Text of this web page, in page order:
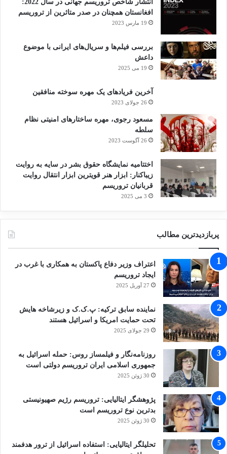
به همین ارزش های خودشان بی اعتنایی کرده‌اند.»
نخست وزیر مالزی با اشاره به شکست سازمان ملل
در اجرای تصمیماتش در نوار غزه در طول هشت ماه
گذشته اظهار کرد: «ایده داشتن این نهاد جهانی ایده
خوبی است اما توسط کشورهای پیروز جنگ جهانی
دوم طراحی شده است. سردمداران تشکیل سازمان
ملل به خودشان امتیازی به نام حق وتو داده‌اند.»
نخست وزیر سابق مالزی با اشاره به وتو شدن چندین
قطعنامه سازمان ملل درباره غزه و متوقف ساختن
جنگ در این باریکه توسط وتوی آمریکا توضیح داد: «این
حق به این معنی است که صرف نظر از اینکه چه تعداد
از مردم و چه تعداد از کشورها از یک قطعنامه حمایت
کنند آنها می‌توانند قدرت آنها را وتو کنند. این همانجایی
است که سازمان ملل شکست می‌خورد. »
ماهاتیر محمد با تاکید بر درخواستش برای ایجاد
سازمان مللی بدون حق وتو گفت: این نهاد جهانی در
برخی حوزه‌ها همچون دارو و توزیع غذا «عملکرد خوبی
داشته است اما در زمینه جلوگیری از جنگ‌ها و کشتار
شکست خورده است زیرا پنج کشور دارای حق وتو در
شورای امنیت معمولا هر چیزی که به نفعشان نبوده را
وتو کرده‌اند.»
ماهاتیر محمد با اشاره به وجود ضعف در حاکمیت
انتشار شاخص تروریسم جهانی در سال 2022:
افغانستان همچنان در صدر متاثرین از تروریسم
19 مارس 2023
بررسی فیلم‌ها و سریال‌های ایرانی با موضوع
داعش
19 می 2025
آخرین فریادهای یک مهره سوخته منافقین
26 جولای 2023
مسعود رجوی، مهره ساختارهای امنیتی نظام
سلطه
26 آگوست 2023
اختتامیه نمایشگاه حقوق بشر در سایه به روایت
زیباکنار: ابزار هنر قویترین ابزار انتقال روایت
قربانیان تروریسم
3 می 2025
پربازدیدترین مطالب
اعتراف وزیر دفاع پاکستان به همکاری با غرب در
ایجاد تروریسم
27 آوریل 2025
نماینده سابق ترکیه: پ.ک.ک و زیرشاخه هایش
تحت حمایت امریکا و اسرائیل هستند
29 جولای 2025
روزنامه‌نگار و فیلمساز روس: حمله اسرائیل به
جمهوری اسلامی ایران تروریسم دولتی است
30 ژوئن 2025
پژوهشگر ایتالیایی: تروریسم رژیم صهیونیستی
بدترین نوع تروریسم است
30 ژوئن 2025
تحلیلگر ایتالیایی: استفاده اسرائیل از ترور هدفمند